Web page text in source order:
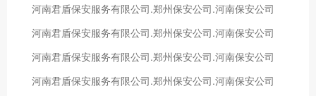
河南君盾保安服务有限公司.郑州保安公司.河南保安公司
河南君盾保安服务有限公司.郑州保安公司.河南保安公司
河南君盾保安服务有限公司.郑州保安公司.河南保安公司
河南君盾保安服务有限公司.郑州保安公司.河南保安公司